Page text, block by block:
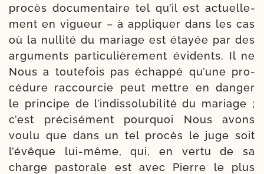
pro­cès docu­men­taire tel qu’il est actuel­le­
ment en vigueur – à appli­quer dans les cas
où la nul­li­té du mariage est étayée par des
argu­ments par­ti­cu­liè­re­ment évi­dents. Il ne
Nous a tou­te­fois pas échap­pé qu’une pro­
cé­dure rac­cour­cie peut mettre en dan­ger
le prin­cipe de l’in­dis­so­lu­bi­li­té du mariage ;
c’est pré­ci­sé­ment pour­quoi Nous avons
vou­lu que dans un tel pro­cès le juge soit
l’é­vêque lui-​même, qui, en ver­tu de sa
charge pas­to­rale est avec Pierre le plus